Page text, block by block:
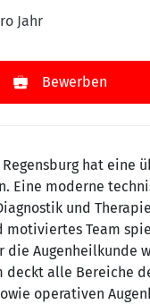
Jahr
Bewerben
hat eine
Eine moderne
und
motiviertes Team
die Augenheilkunde
deckt alle Bereiche
operativen